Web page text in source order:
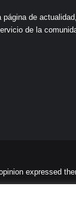
página de
de la
expressed